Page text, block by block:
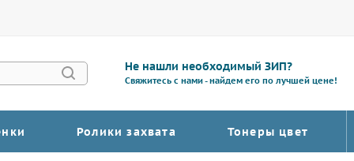
Не нашли необходимый ЗИП?
Свяжитесь с нами - найдем его по лучшей цене!
Ролики захвата Тонеры цвет